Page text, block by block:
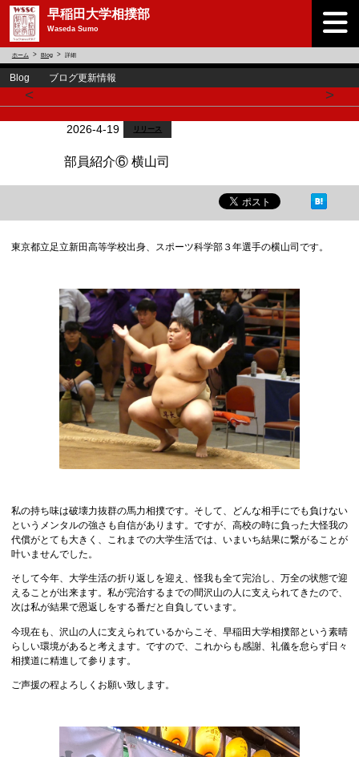
早稲田大学相撲部
Waseda Sumo
ホーム Blog 詳細
Blog ブログ更新情報
< >
2026-4-19 リリース
部員紹介⑥ 横山司
東京都立足立新田高等学校出身、スポーツ科学部３年選手の横山司です。
私の持ち味は破壊力抜群の馬力相撲です。そして、どんな相手にでも負けない
というメンタルの強さも自信があります。ですが、高校の時に負った大怪我の
代償がとても大きく、これまでの大学生活では、いまいち結果に繋がることが
叶いませんでした。
そして今年、大学生活の折り返しを迎え、怪我も全て完治し、万全の状態で迎
えることが出来ます。私が完治するまでの間沢山の人に支えられてきたので、
次は私が結果で恩返しをする番だと自負しています。
今現在も、沢山の人に支えられているからこそ、早稲田大学相撲部という素晴
らしい環境があると考えます。ですので、これからも感謝、礼儀を怠らず日々
相撲道に精進して参ります。
ご声援の程よろしくお願い致します。